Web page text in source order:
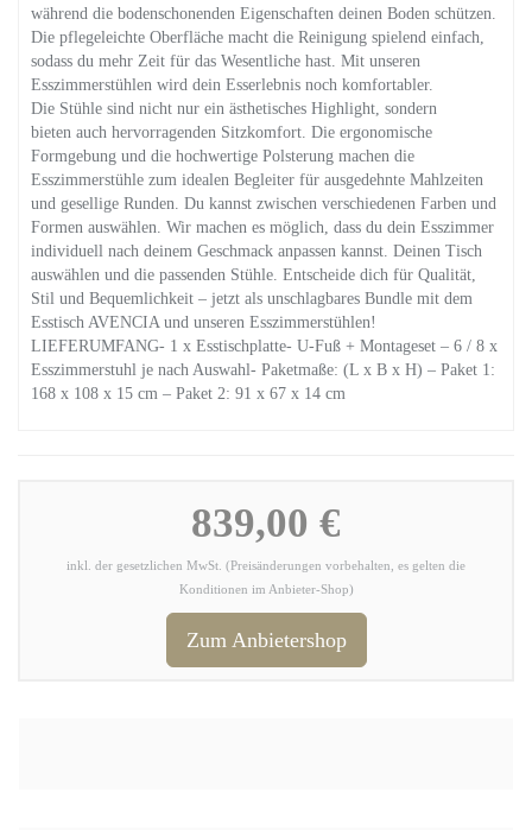
während die bodenschonenden Eigenschaften deinen Boden schützen.
Die pflegeleichte Oberfläche macht die Reinigung spielend einfach,
sodass du mehr Zeit für das Wesentliche hast. Mit unseren
Esszimmerstühlen wird dein Esserlebnis noch komfortabler.
Die Stühle sind nicht nur ein ästhetisches Highlight, sondern
bieten auch hervorragenden Sitzkomfort. Die ergonomische
Formgebung und die hochwertige Polsterung machen die
Esszimmerstühle zum idealen Begleiter für ausgedehnte Mahlzeiten
und gesellige Runden. Du kannst zwischen verschiedenen Farben und
Formen auswählen. Wir machen es möglich, dass du dein Esszimmer
individuell nach deinem Geschmack anpassen kannst. Deinen Tisch
auswählen und die passenden Stühle. Entscheide dich für Qualität,
Stil und Bequemlichkeit – jetzt als unschlagbares Bundle mit dem
Esstisch AVENCIA und unseren Esszimmerstühlen!
LIEFERUMFANG- 1 x Esstischplatte- U-Fuß + Montageset – 6 / 8 x
Esszimmerstuhl je nach Auswahl- Paketmaße: (L x B x H) – Paket 1:
168 x 108 x 15 cm – Paket 2: 91 x 67 x 14 cm
839,00 €
inkl. der gesetzlichen MwSt. (Preisänderungen vorbehalten, es gelten die
Konditionen im Anbieter-Shop)
Zum Anbietershop